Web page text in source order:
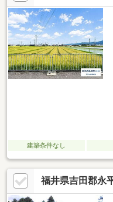
建築条件なし
福井県吉田郡永